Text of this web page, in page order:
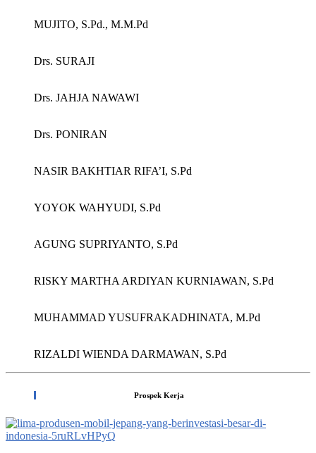
MUJITO, S.Pd., M.M.Pd
Drs. SURAJI
Drs. JAHJA NAWAWI
Drs. PONIRAN
NASIR BAKHTIAR RIFA’I, S.Pd
YOYOK WAHYUDI, S.Pd
AGUNG SUPRIYANTO, S.Pd
RISKY MARTHA ARDIYAN KURNIAWAN, S.Pd
MUHAMMAD YUSUFRAKADHINATA, M.Pd
RIZALDI WIENDA DARMAWAN, S.Pd
Prospek Kerja